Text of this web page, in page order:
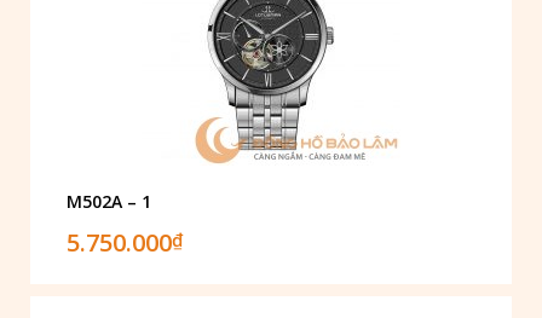
M502A – 1
5.750.000₫